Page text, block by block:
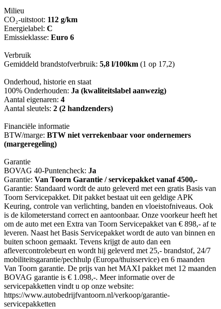
Milieu
CO₂-uitstoot: 112 g/km
Energielabel: C
Emissieklasse: Euro 6
Verbruik
Gemiddeld brandstofverbruik: 5,8 l/100km (1 op 17,2)
Onderhoud, historie en staat
100% Onderhouden: Ja (kwaliteitslabel aanwezig)
Aantal eigenaren: 4
Aantal sleutels: 2 (2 handzenders)
Financiële informatie
BTW/marge: BTW niet verrekenbaar voor ondernemers
(margeregeling)
Garantie
BOVAG 40-Puntencheck: Ja
Garantie: Van Toorn Garantie / servicepakket vanaf 4500,-
Garantie: Standaard wordt de auto geleverd met een gratis Basis van
Toorn Servicepakket. Dit pakket bestaat uit een geldige APK
Keuring, controle van verlichting, banden en vloeistofniveaus. Ook
is de kilometerstand correct en aantoonbaar. Onze voorkeur heeft het
om de auto met een Extra van Toorn Servicepakket van € 898,- af te
leveren. Naast het Basis Servicepakket wordt de auto van binnen en
buiten schoon gemaakt. Tevens krijgt de auto dan een
aflevercontrolebeurt en wordt hij geleverd met 25,- brandstof, 24/7
mobiliteitsgarantie/pechhulp (Europa/thuisservice) en 6 maanden
Van Toorn garantie. De prijs van het MAXI pakket met 12 maanden
BOVAG garantie is € 1.098,-. Meer informatie over de
servicepakketten vindt u op onze website:
https://www.autobedrijfvantoorn.nl/verkoop/garantie-
servicepakketten